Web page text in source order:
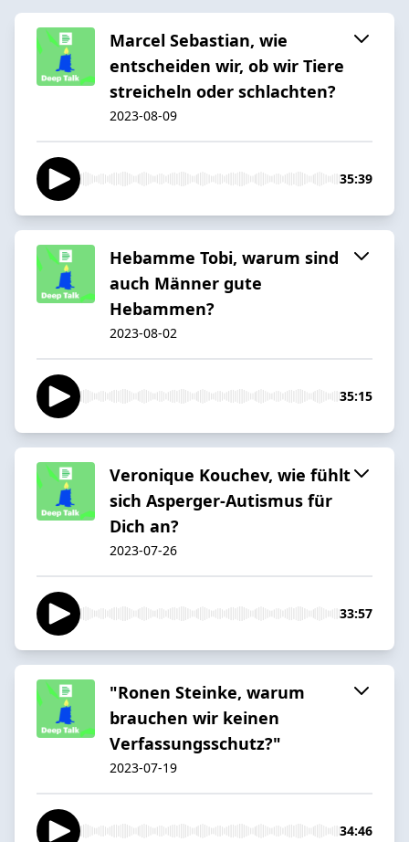
Marcel Sebastian, wie
entscheiden wir, ob wir Tiere
streicheln oder schlachten?
2023-08-09
35:39
Hebamme Tobi, warum sind
auch Männer gute
Hebammen?
2023-08-02
35:15
Veronique Kouchev, wie fühlt
sich Asperger-Autismus für
Dich an?
2023-07-26
33:57
"Ronen Steinke, warum
brauchen wir keinen
Verfassungsschutz?"
2023-07-19
34:46